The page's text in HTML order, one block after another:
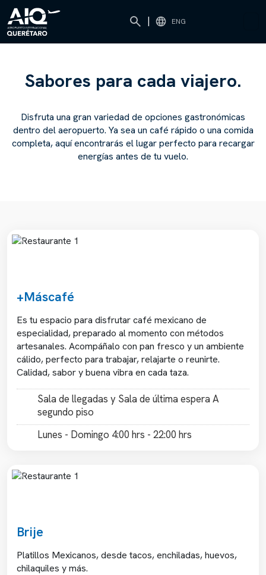
| ENG
Restaurantes
Sabores para cada viajero.
Disfruta una gran variedad de opciones gastronómicas
dentro del aeropuerto. Ya sea un café rápido o una comida
completa, aquí encontrarás el lugar perfecto para recargar
energías antes de tu vuelo.
Previous
+Máscafé
Es tu espacio para disfrutar café mexicano de
especialidad, preparado al momento con métodos
artesanales. Acompáñalo con pan fresco y un ambiente
cálido, perfecto para trabajar, relajarte o reunirte.
Calidad, sabor y buena vibra en cada taza.
Sala de llegadas y Sala de última espera A
segundo piso
Lunes - Domingo 4:00 hrs - 22:00 hrs
Previous
Brije
Platillos Mexicanos, desde tacos, enchiladas, huevos,
chilaquiles y más.